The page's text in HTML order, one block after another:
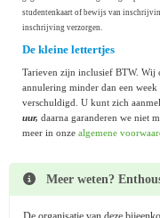
studentenkaart of bewijs van
inschrijving verzorgen.
De kleine lettertjes
Tarieven zijn inclusief BTW. Wij
annulering minder dan een
verschuldigd. U kunt zich
uur, daarna garanderen we niet
meer in onze algemene
Meer weten?